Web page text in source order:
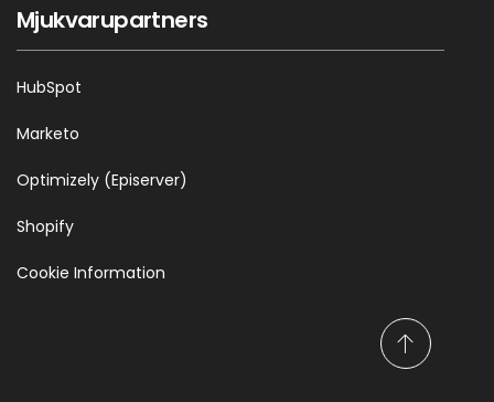
Mjukvarupartners
HubSpot
Marketo
Optimizely (Episerver)
Shopify
Cookie Information
T
i